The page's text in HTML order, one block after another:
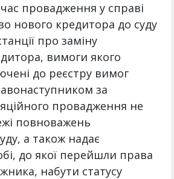
провадження у справі
нового кредитора до суду
про заміну
вимоги якого
до реєстру вимог
за
провадження не
повноважень
а також надає
до якої перейшли права
набути статусу